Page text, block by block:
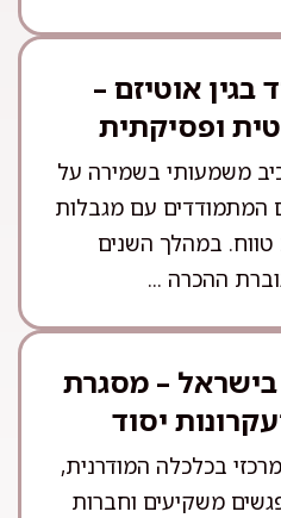
בגין אוטיזם –
ופסיקתית
משמעותי בשמירה על
המתמודדים עם מגבלות
טווח. במהלך השנים
ההכרה ...
בישראל – מסגרת
יסוד
בכלכלה המודרנית,
משקיעים וחברות